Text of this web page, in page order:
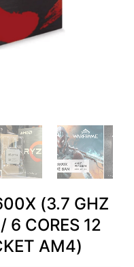
(3.7 GHZ
6 CORES 12
AM4)